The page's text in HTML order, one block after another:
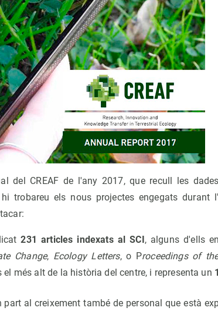
del CREAF de l'any 2017, que recull les
trobareu els nous projectes engegats
231 articles indexats al SCI, alguns d'ells
Change, Ecology Letters, o Proceedings of
el més alt de la història del centre, i representa un
part al creixement també de personal que està